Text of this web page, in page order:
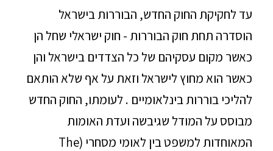
עד לחקיקת החוק החדש, הבוררות בישראל
הוסדרה תחת חוק הבוררות - חוק ישראלי שחל הן
כאשר מקום עסקיהם של כל הצדדים בישראל והן
כאשר הוא מחוץ לישראל וזאת על אף שלא הותאם
להליכי בוררות בינלאומיים . לעומתו, החוק החדש
מבוסס על המודל שגיבשה ועדת האומות
המאוחדות למשפט בין לאומי מסחרי (The